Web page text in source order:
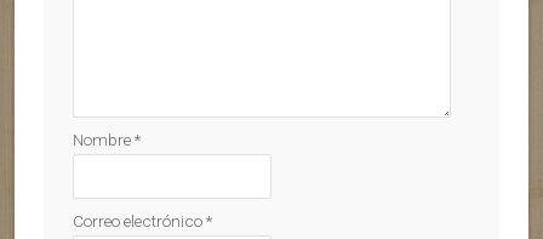
Nombre*
Correo electrónico*